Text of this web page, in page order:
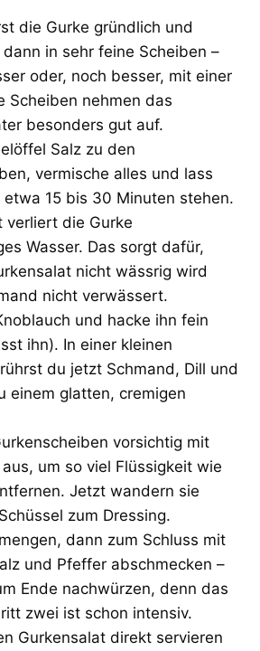
die Gurke gründlich und
in sehr feine Scheiben –
oder, noch besser, mit einer
Scheiben nehmen das
besonders gut auf.
Salz zu den
vermische alles und lass
etwa 15 bis 30 Minuten stehen.
verliert die Gurke
Wasser. Das sorgt dafür,
nicht wässrig wird
nicht verwässert.
und hacke ihn fein
ihn). In einer kleinen
du jetzt Schmand, Dill und
einem glatten, cremigen
vorsichtig mit
um so viel Flüssigkeit wie
Jetzt wandern sie
zum Dressing.
dann zum Schluss mit
und Pfeffer abschmecken –
Ende nachwürzen, denn das
zwei ist schon intensiv.
Gurkensalat direkt servieren